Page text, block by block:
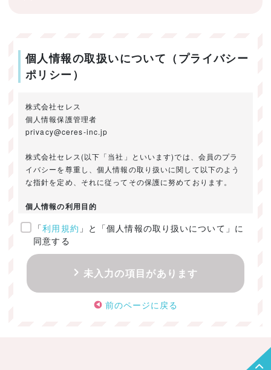
個人情報の取扱いについて（プライバシー
ポリシー）
株式会社セレス
個人情報保護管理者
privacy@ceres-inc.jp
株式会社セレス(以下「当社」といいます)では、会員のプラ
イバシーを尊重し、個人情報の取り扱いに関して以下のよう
な指針を定め、それに従ってその保護に努めております。
個人情報の利用目的
ご提供いただきました個人情報は、以下のためにのみ利用い
たします。
・お問い合わせに対する回答及び資料送付のご連絡
・当社のお客様向けサービスの提供
・本人確認
・サービスの開発・改善のための分析
「利用規約 」と「個人情報の取り扱いについて」に
同意する
未入力の項目があります
前のページに戻る